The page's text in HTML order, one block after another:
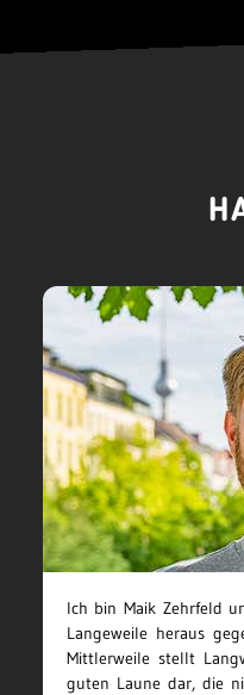
Ich bin Maik Zehrfeld
Langeweile heraus
Mittlerweile stellt
guten Laune dar, die